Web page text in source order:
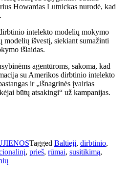
Howardas Lutnickas nurodė, kad
intelekto modelių mokymo
modelių išvestį, siekiant sumažinti
išlaidas.
agentūroms, sakoma, kad
su Amerikos dirbtinio intelekto
ir „išnagrinės įvairias
būtų atsakingi“ už kampanijas.
Tagged Baltieji, dirbtinio,
, prieš, rūmai, susitikimą,